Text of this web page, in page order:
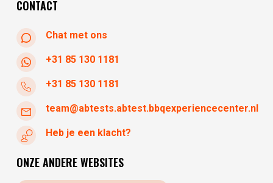
CONTACT
Chat met ons
+31 85 130 1181
+31 85 130 1181
team@abtests.abtest.bbqexperiencecenter.nl
Heb je een klacht?
ONZE ANDERE WEBSITES